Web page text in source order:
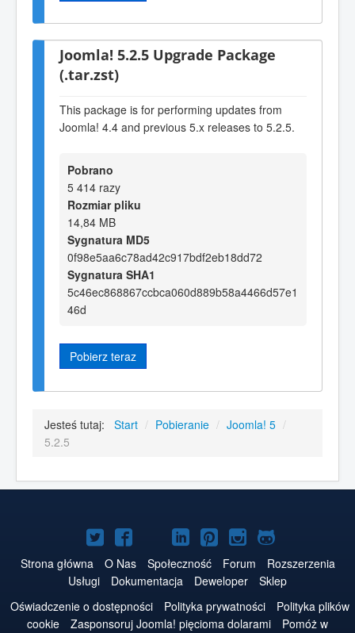
Joomla! 5.2.5 Upgrade Package
(.tar.zst)
This package is for performing updates from
Joomla! 4.4 and previous 5.x releases to 5.2.5.
Pobrano
5 414 razy
Rozmiar pliku
14,84 MB
Sygnatura MD5
0f98e5aa6c78ad42c917bdf2eb18dd72
Sygnatura SHA1
5c46ec868867ccbca060d889b58a4466d57e1
46d
Pobierz teraz
Jesteś tutaj: Start / Pobieranie / Joomla! 5 /
5.2.5
Joomla!
na
Twitterze
Joomla!
na
Facebooku
Joomla!
na
YouTube
Joomla!
na
LinkedIn
Joomla!
w
serwisie
Pinterest
Joomla!
na
Instagramie
Joomla!
na
GitHubie
Strona główna O Nas Społeczność Forum
Rozszerzenia
Usługi
Dokumentacja Deweloper
Sklep
Oświadczenie o dostępności
Polityka prywatności
Polityka plików
cookie
Zasponsoruj Joomla! pięcioma dolarami
Pomóż w